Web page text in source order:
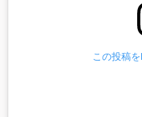
この投稿